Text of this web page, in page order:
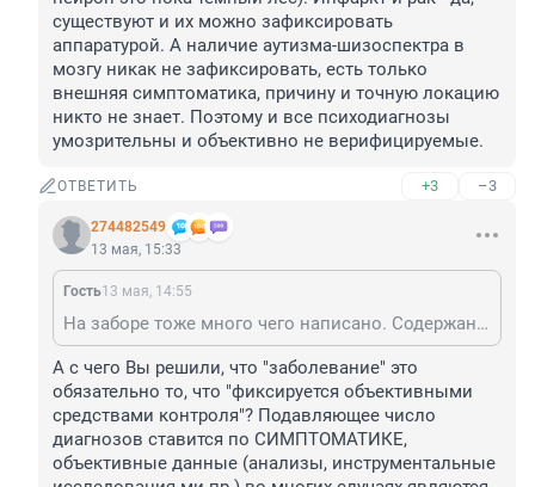
существуют и их можно зафиксировать
аппаратурой. А наличие аутизма-шизоспектра в
мозгу никак не зафиксировать, есть только
внешняя симптоматика, причину и точную локацию
никто не знает. Поэтому и все психодиагнозы
умозрительны и объективно не верифицируемые.
ОТВЕТИТЬ +3 –3
274482549
13 мая, 15:33
Гость13 мая, 14:55
На заборе тоже много чего написано. Содержание всех этих МКБ и DSM регулярно меняется: какие-то болезни добавляются, какие-то вычеркиваются и заболеваниями больше не считаются. А психодиагнозы существуют только в воображении медиков, поскольку объективными средствами контроля их никак не зафиксировать (т.к. мозг и нейрон это пока темный лес). Инфаркт и рак - да, существуют и их можно зафиксировать аппаратурой. А наличие аутизма-шизоспектра в мозгу никак не зафиксировать, есть только внешняя симптоматика, причину и точную локацию никто не знает. Поэтому и все психодиагнозы умозрительны и объективно не верифицируемые.
А с чего Вы решили, что "заболевание" это
обязательно то, что "фиксируется объективными
средствами контроля"? Подавляющее число
диагнозов ставится по СИМПТОМАТИКЕ,
объективные данные (анализы, инструментальные